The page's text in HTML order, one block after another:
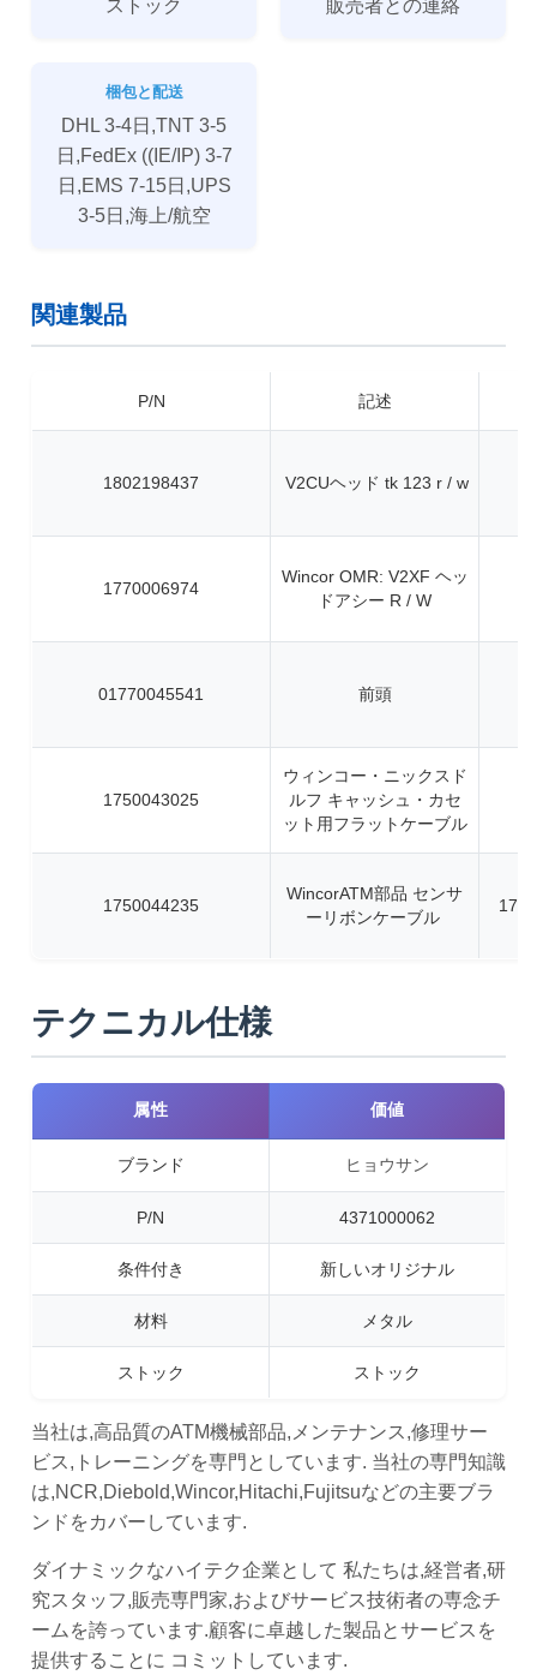
ストック 販売者との連絡
梱包と配送
DHL 3-4日,TNT 3-5
日,FedEx ((IE/IP) 3-7
日,EMS 7-15日,UPS
3-5日,海上/航空
関連製品
P/N 記述
1802198437 V2CUヘッド tk 123 r / w
1770006974
Wincor OMR: V2XF ヘッ
ドアシー R / W
01770045541 前頭
1750043025
ウィンコー・ニックスド
ルフ キャッシュ・カセ
ット用フラットケーブル
1750044235
WincorATM部品 センサ
ーリボンケーブル
テクニカル仕様
属性 価値
ブランド ヒョウサン
P/N 4371000062
条件付き 新しいオリジナル
材料 メタル
ストック ストック
当社は,高品質のATM機械部品,メンテナンス,修理サー
ビス,トレーニングを専門としています. 当社の専門知識
は,NCR,Diebold,Wincor,Hitachi,Fujitsuなどの主要ブラ
ンドをカバーしています.
ダイナミックなハイテク企業として 私たちは,経営者,研
究スタッフ,販売専門家,およびサービス技術者の専念チ
ームを誇っています.顧客に卓越した製品とサービスを
提供することに コミットしています.